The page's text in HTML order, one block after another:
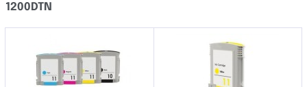
1200DTN